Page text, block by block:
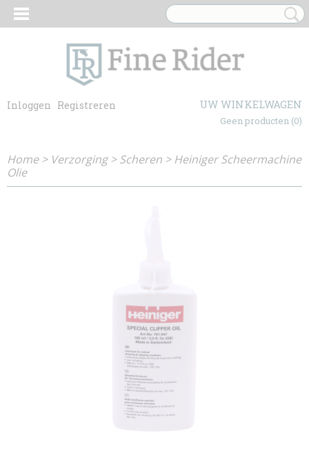
Inloggen Registreren UW WINKELWAGEN
Geen producten (0)
Home> Verzorging>Scheren >Heiniger Scheermachine
Olie